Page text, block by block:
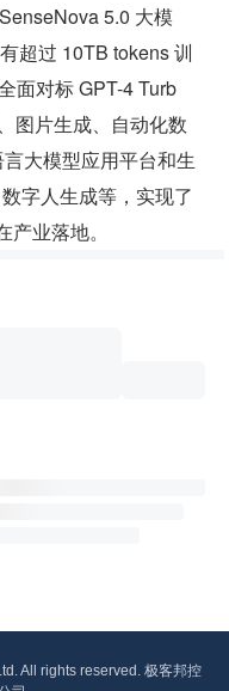
5.0 大模
超过 10TB tokens 训
面对标 GPT-4 Turb
图片生成、自动化数
大模型应用平台和生
字人生成等，实现了
业落地。
All rights reserved. 极客邦控